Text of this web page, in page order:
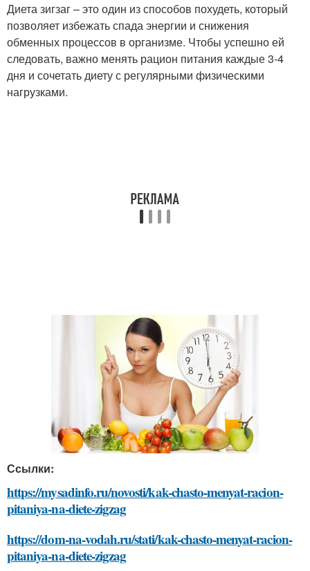
Диета зигзаг – это один из способов похудеть, который
позволяет избежать спада энергии и снижения
обменных процессов в организме. Чтобы успешно ей
следовать, важно менять рацион питания каждые 3-4
дня и сочетать диету с регулярными физическими
нагрузками.
Ссылки:
https://mysadinfo.ru/novosti/kak-chasto-menyat-racion-
pitaniya-na-diete-zigzag
https://dom-na-vodah.ru/stati/kak-chasto-menyat-racion-
pitaniya-na-diete-zigzag